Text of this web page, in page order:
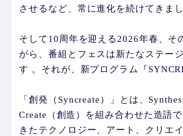
させるなど、常に進化を続けてきまし
そして10周年を迎える2026年春、そ
がら、番組とフェスは新たなステー
す 。それが、新プログラム『
「創発（Syncreate）」とは、
Create（創造）を組み合わせた造語
きたテクノロジー、アート、クリエ